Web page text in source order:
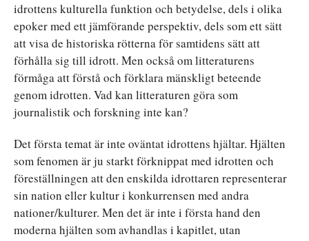
idrottens kulturella funktion och betydelse, dels i olika
epoker med ett jämförande perspektiv, dels som ett sätt
att visa de historiska rötterna för samtidens sätt att
förhålla sig till idrott. Men också om litteraturens
förmåga att förstå och förklara mänskligt beteende
genom idrotten. Vad kan litteraturen göra som
journalistik och forskning inte kan?
Det första temat är inte oväntat idrottens hjältar. Hjälten
som fenomen är ju starkt förknippat med idrotten och
föreställningen att den enskilda idrottaren representerar
sin nation eller kultur i konkurrensen med andra
nationer/kulturer. Men det är inte i första hand den
moderna hjälten som avhandlas i kapitlet, utan